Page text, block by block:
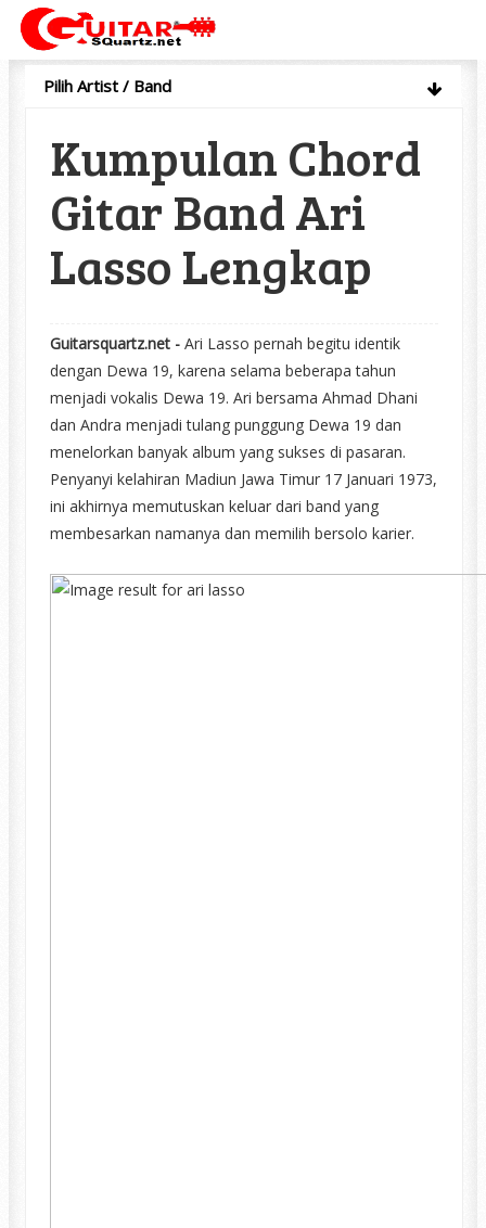
Pilih Artist / Band
Kumpulan Chord
Gitar Band Ari
Lasso Lengkap
Guitarsquartz.net - Ari Lasso pernah begitu identik
dengan Dewa 19, karena selama beberapa tahun
menjadi vokalis Dewa 19. Ari bersama Ahmad Dhani
dan Andra menjadi tulang punggung Dewa 19 dan
menelorkan banyak album yang sukses di pasaran.
Penyanyi kelahiran Madiun Jawa Timur 17 Januari 1973,
ini akhirnya memutuskan keluar dari band yang
membesarkan namanya dan memilih bersolo karier.